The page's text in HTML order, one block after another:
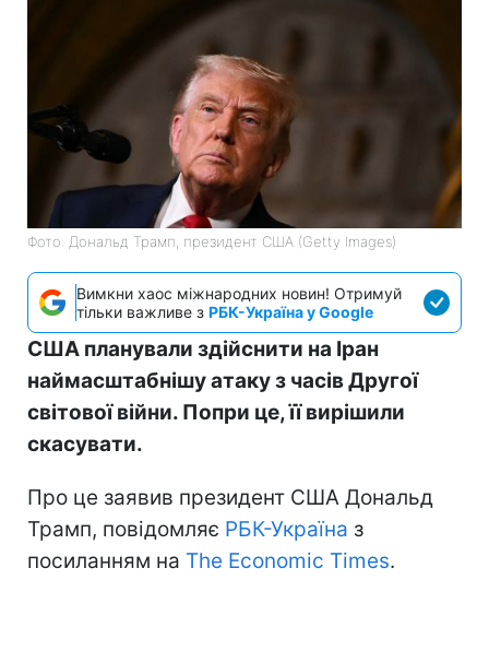
Фото: Дональд Трамп, президент США (Getty Images)
Вимкни хаос міжнародних новин! Отримуй
тільки важливе з РБК-Україна у Google
США планували здійснити на Іран
наймасштабнішу атаку з часів Другої
світової війни. Попри це, її вирішили
скасувати.
Про це заявив президент США Дональд
Трамп, повідомляє РБК-Україна з
посиланням на The Economic Times.